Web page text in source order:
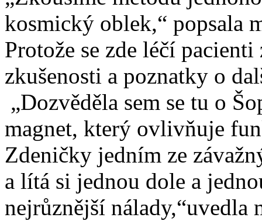
kosmický oblek,“ popsala
Protože se zde léčí
zkušenosti a poznatky o
„Dozvěděla sem se tu o
magnet, který ovlivňuje
Zdeničky jedním ze
a lítá si jednou dole a
nejrůznější nálady,“uvedla